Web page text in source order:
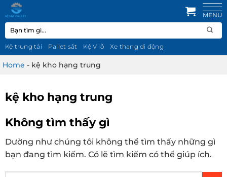
qua
nội
dung
Tìm
kiếm:
Kệ trung tải Pallet sắt Kệ V lỗ Xe thang di động
Home - kệ kho hạng trung
kệ kho hạng trung
Không tìm thấy gì
Dường như chúng tôi không thể tìm thấy những gì
bạn đang tìm kiếm. Có lẽ tìm kiếm có thể giúp ích.